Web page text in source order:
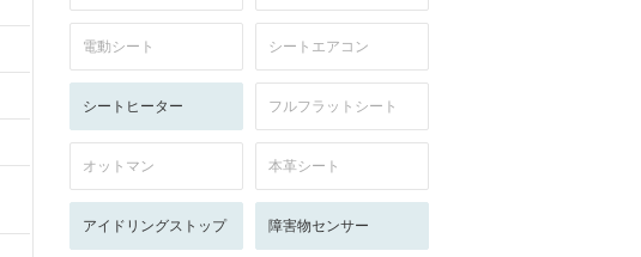
電動シート シートエアコン
シートヒーター フルフラットシート
オットマン 本革シート
アイドリングストップ 障害物センサー